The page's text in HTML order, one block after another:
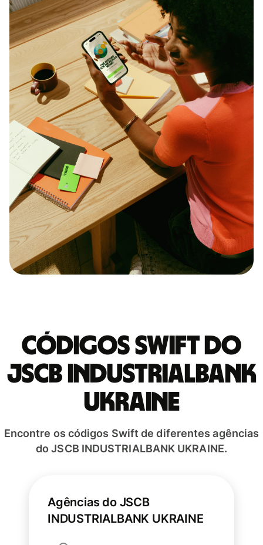
Códigos Swift do
JSCB INDUSTRIALBANK
UKRAINE
Encontre os códigos Swift de diferentes agências
do JSCB INDUSTRIALBANK UKRAINE.
Agências do JSCB
INDUSTRIALBANK UKRAINE